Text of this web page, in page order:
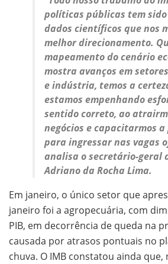
políticas públicas tem
dados científicos que nos
melhor direcionamento.
mapeamento do cenário
mostra avanços em
e indústria, temos a
estamos empenhando
sentido correto, ao
negócios e capacitarmos
para ingressar nas vagas
analisa o secretário-geral
Adriano da Rocha Lima.
Em janeiro, o único setor que
janeiro foi a agropecuária, com
PIB, em decorrência de queda na
causada por atrasos pontuais no
chuva. O IMB constatou ainda